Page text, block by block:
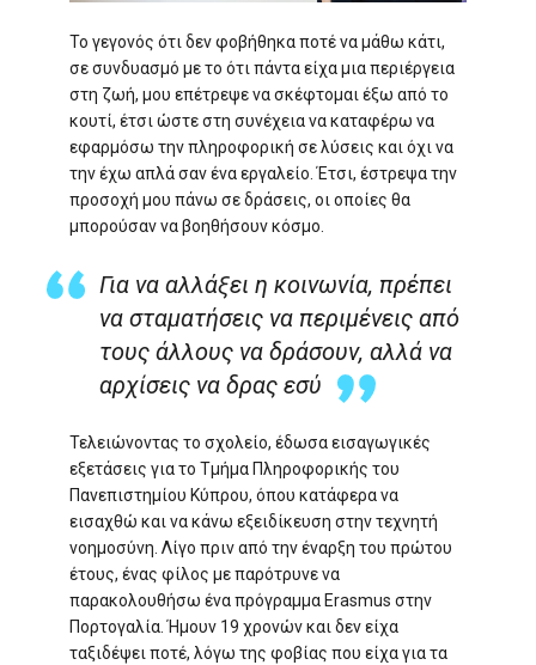
Το γεγονός ότι δεν φοβήθηκα ποτέ να μάθω κάτι,
σε συνδυασμό με το ότι πάντα είχα μια περιέργεια
στη ζωή, μου επέτρεψε να σκέφτομαι έξω από το
κουτί, έτσι ώστε στη συνέχεια να καταφέρω να
εφαρμόσω την πληροφορική σε λύσεις και όχι να
την έχω απλά σαν ένα εργαλείο. Έτσι, έστρεψα την
προσοχή μου πάνω σε δράσεις, οι οποίες θα
μπορούσαν να βοηθήσουν κόσμο.
Για να αλλάξει η κοινωνία, πρέπει
να σταματήσεις να περιμένεις από
τους άλλους να δράσουν, αλλά να
αρχίσεις να δρας εσύ
Τελειώνοντας το σχολείο, έδωσα εισαγωγικές
εξετάσεις για το Τμήμα Πληροφορικής του
Πανεπιστημίου Κύπρου, όπου κατάφερα να
εισαχθώ και να κάνω εξειδίκευση στην τεχνητή
νοημοσύνη. Λίγο πριν από την έναρξη του πρώτου
έτους, ένας φίλος με παρότρυνε να
παρακολουθήσω ένα πρόγραμμα Erasmus στην
Πορτογαλία. Ήμουν 19 χρονών και δεν είχα
ταξιδέψει ποτέ, λόγω της φοβίας που είχα για τα